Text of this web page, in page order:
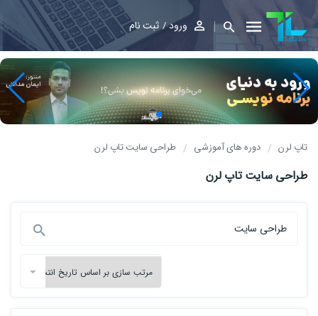
ورود ثبت نام
تاپ لرن دوره های آموزشی طراحی سایت تاپ لرن
طراحی سایت تاپ لرن